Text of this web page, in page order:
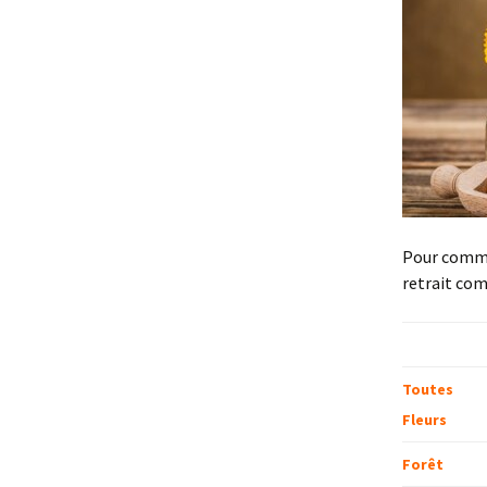
Pour
retrait
Toutes
Fleurs
Forêt